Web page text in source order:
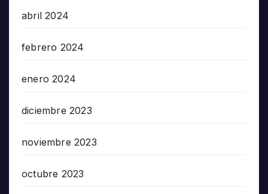
abril 2024
febrero 2024
enero 2024
diciembre 2023
noviembre 2023
octubre 2023